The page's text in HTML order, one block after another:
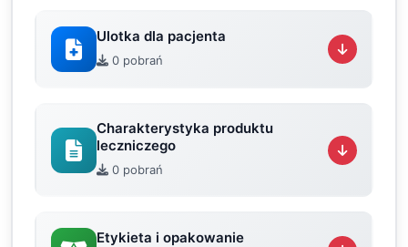
Ulotka dla pacjenta
0 pobrań
Charakterystyka produktu
leczniczego
0 pobrań
Etykieta i opakowanie